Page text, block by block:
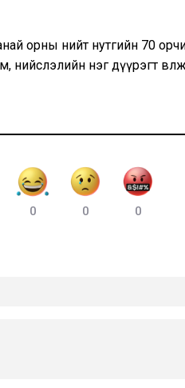
орны нийт нутгийн 70
нийслэлийн нэг дүүрэгт
0 0 0